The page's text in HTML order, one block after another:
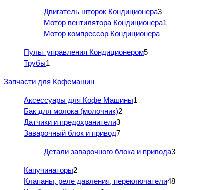
Двигатель шторок Кондиционера3
Мотор вентилятора Кондиционера1
Мотор компрессор Кондиционера
Пульт управления Кондиционером5
Трубы1
Запчасти для Кофемашин
Аксессуары для Кофе Машины1
Бак для молока (молочник)2
Датчики и предохранители3
Заварочный блок и привод7
Детали заварочного блока и привода3
Капучинаторы2
Клапаны, реле давления, переключатели48